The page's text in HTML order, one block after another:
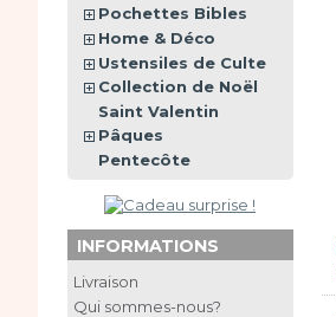
Pochettes Bibles
Home & Déco
Ustensiles de Culte
Collection de Noël
Saint Valentin
Pâques
Pentecôte
INFORMATIONS
Livraison
Qui sommes-nous?